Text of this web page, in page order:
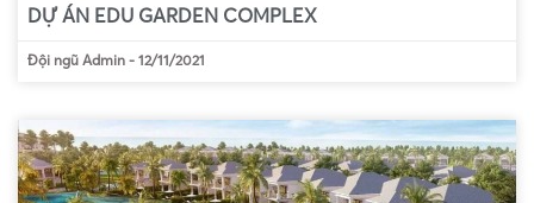
DỰ ÁN EDU GARDEN COMPLEX
Đội ngũ Admin - 12/11/2021